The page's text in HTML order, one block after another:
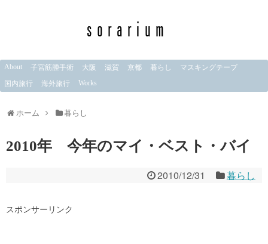
About 子宮筋腫手術 大阪 滋賀 京都 暮らし
マスキングテープ
国内旅行
海外旅行 Works
ホーム 暮らし
2010年 今年のマイ・ベスト・バイ
2010/12/31 暮らし
スポンサーリンク